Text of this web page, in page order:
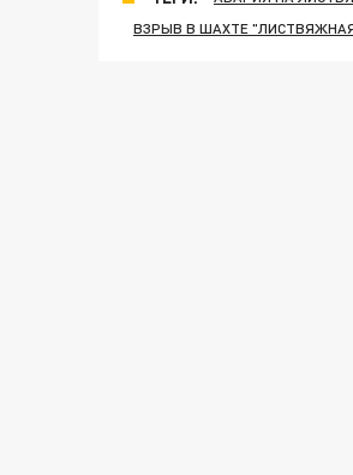
ВЗРЫВ В ШАХТЕ